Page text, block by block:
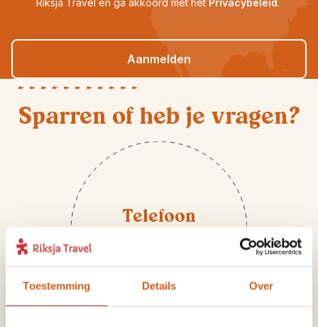
Toestemming Details Over
Riksja Travel en ga akkoord met het Privacybeleid.
Aanmelden
Sparren of heb je vragen?
Telefoon